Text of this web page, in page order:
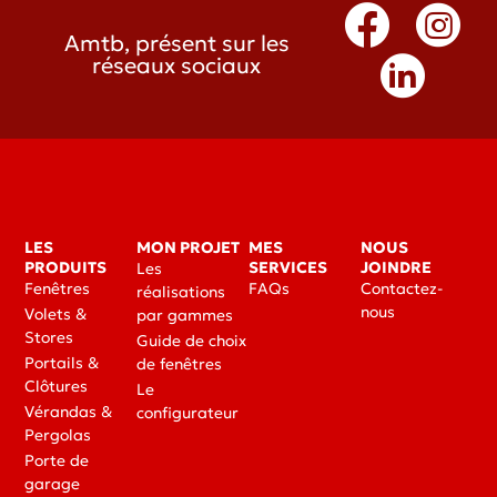
Amtb, présent sur les
réseaux sociaux
LES
PRODUITS
Fenêtres
Volets &
Stores
Portails &
Clôtures
Vérandas &
Pergolas
Porte de
garage
MON PROJET
Les
réalisations
par gammes
Guide de choix
de fenêtres
Le
configurateur
MES
SERVICES
FAQs
NOUS
JOINDRE
Contactez-
nous